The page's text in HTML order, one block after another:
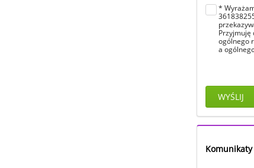
*
Przyjmuję
ogólnego
a
WYŚLIJ
Komunikaty